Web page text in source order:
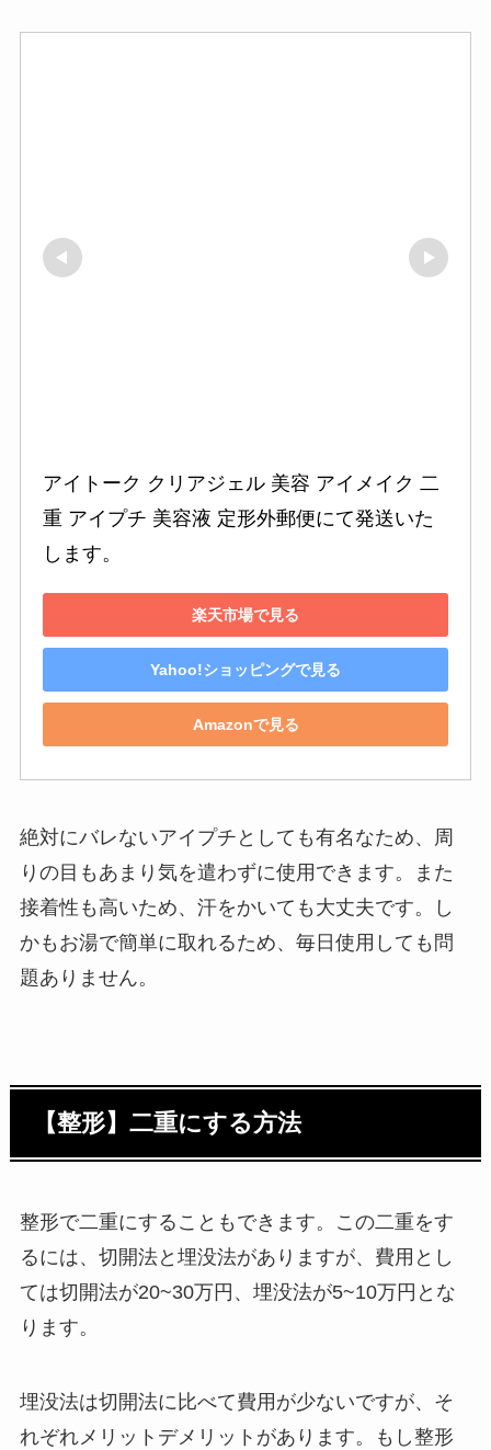
アイトーク クリアジェル 美容 アイメイク 二
重 アイプチ 美容液 定形外郵便にて発送いた
します。
楽天市場で見る
Yahoo!ショッピングで見る
Amazonで見る
絶対にバレないアイプチとしても有名なため、周
りの目もあまり気を遣わずに使用できます。また
接着性も高いため、汗をかいても大丈夫です。し
かもお湯で簡単に取れるため、毎日使用しても問
題ありません。
【整形】二重にする方法
整形で二重にすることもできます。この二重をす
るには、切開法と埋没法がありますが、費用とし
ては切開法が20~30万円、埋没法が5~10万円とな
ります。
埋没法は切開法に比べて費用が少ないですが、そ
れぞれメリットデメリットがあります。もし整形